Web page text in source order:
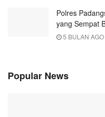
Polres
yang Sempat
5 BULAN AGO
Popular News